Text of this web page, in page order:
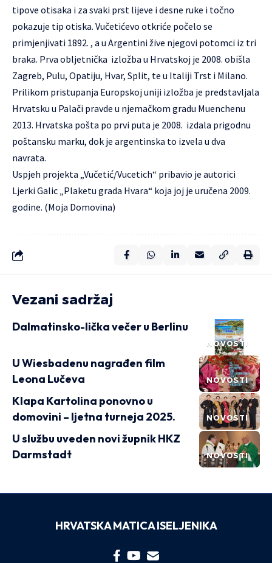
tipove otisaka i za svaki prst lijeve i desne ruke i točno
pokazuje tip otiska. Vučetićevo otkriće počelo se
primjenjivati 1892. , a u Argentini žive njegovi potomci iz tri
braka. Prva obljetnička izložba u Hrvatskoj je 2008. obišla
Zagreb, Pulu, Opatiju, Hvar, Split, te u Italiji Trst i Milano.
Prilikom pristupanja Europskoj uniji izložba je predstavljala
Hrvatsku u Palači pravde u njemačkom gradu Muenchenu
2013. Hrvatska pošta po prvi puta je 2008. izdala prigodnu
poštansku marku, dok je argentinska to izvela u dva
navrata.
Uspjeh projekta „Vučetić/Vucetich“ pribavio je autorici
Ljerki Galic „Plaketu grada Hvara“ koja joj je uručena 2009.
godine. (Moja Domovina)
Vezani sadržaj
NOVOSTI
Dalmatinsko-lička večer u Berlinu
NOVOSTI
U Wiesbadenu nagrađen film
Leona Lučeva
NOVOSTI
Klapa Kartolina ponovno u
domovini – ljetna turneja 2025.
NOVOSTI
U službu uveden novi župnik HKZ
Darmstadt
HRVATSKA MATICA ISELJENIKA